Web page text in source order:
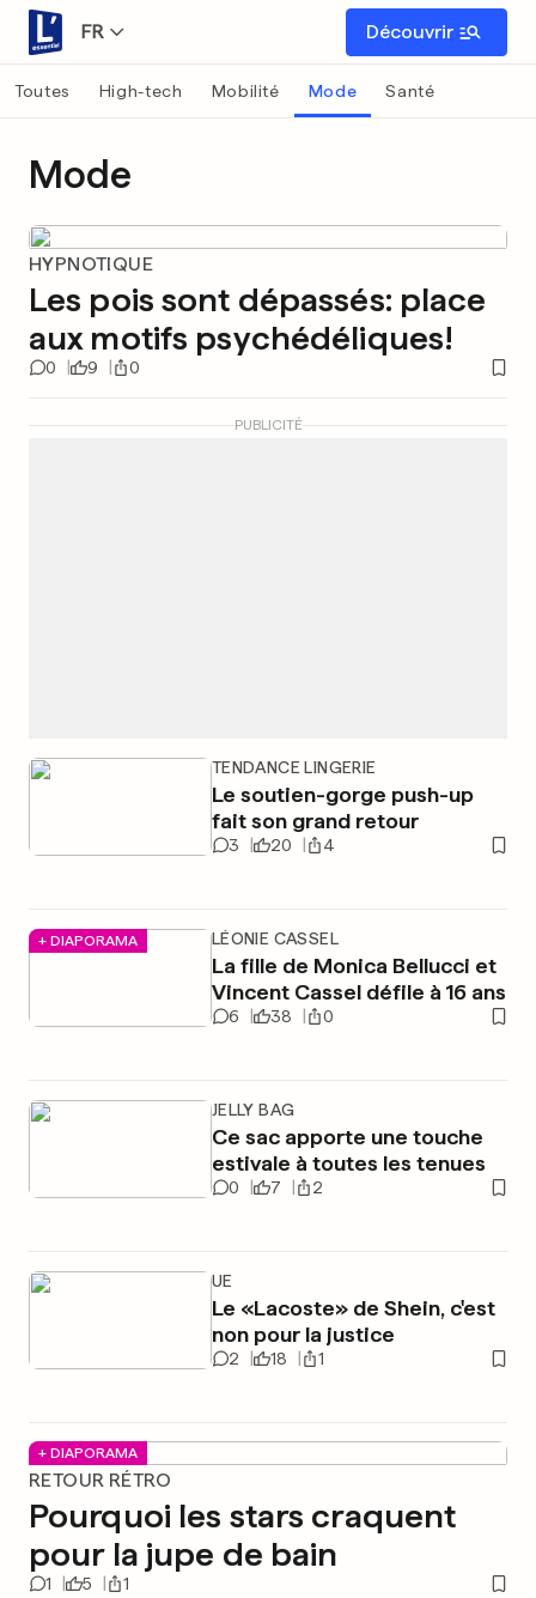
FR Découvrir
Toutes High-tech Mobilité Mode Santé
Mode
HYPNOTIQUE
Les pois sont dépassés: place
aux motifs psychédéliques!
0 9 0
TENDANCE LINGERIE
Le soutien-gorge push-up
fait son grand retour
3 20 4
+ DIAPORAMA LÉONIE CASSEL
La fille de Monica Bellucci et
Vincent Cassel défile à 16 ans
6 38 0
JELLY BAG
Ce sac apporte une touche
estivale à toutes les tenues
0 7 2
UE
Le «Lacoste» de Shein, c'est
non pour la justice
2 18 1
PUBLICITÉ
+ DIAPORAMA
RETOUR RÉTRO
Pourquoi les stars craquent
pour la jupe de bain
1 5 1